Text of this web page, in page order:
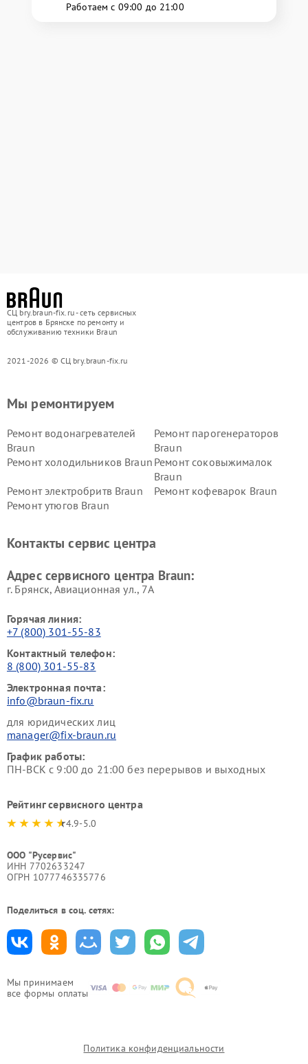
Работаем с 09:00 до 21:00
СЦ bry.braun-fix.ru - сеть сервисных
центров в Брянске по ремонту и
обслуживанию техники Braun
2021-2026 © СЦ bry.braun-fix.ru
Мы принимаем
все формы оплаты
Мы ремонтируем
Ремонт водонагревателей
Braun
Ремонт парогенераторов
Braun
Ремонт холодильников Braun Ремонт соковыжималок
Braun
Ремонт электробритв Braun
Ремонт кофеварок Braun
Ремонт утюгов Braun
Контакты сервис центра
Адрес сервисного центра Braun:
г. Брянск, Авиационная ул., 7А
Горячая линия:
+7 (800) 301-55-83
Контактный телефон:
8 (800) 301-55-83
Электронная почта:
info@braun-fix.ru
для юридических лиц
manager@fix-braun.ru
График работы:
ПН-ВСК с 9:00 до 21:00 без перерывов и выходных
Рейтинг сервисного центра
4.9-5.0
ООО "Русервис"
ИНН 7702633247
ОГРН 1077746335776
Поделиться в соц. сетях:
Политика конфиденциальности